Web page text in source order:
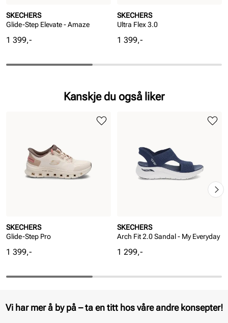
SKECHERS
Glide-Step Elevate - Amaze
Pris
1 399,-
SKECHERS
Ultra Flex 3.0
Pris
1 399,-
Kanskje du også liker
SKECHERS
Glide-Step Pro
Pris
1 399,-
SKECHERS
Arch Fit 2.0 Sandal - My Everyday
Pris
1 299,-
Vi har mer å by på – ta en titt hos våre andre konsepter!